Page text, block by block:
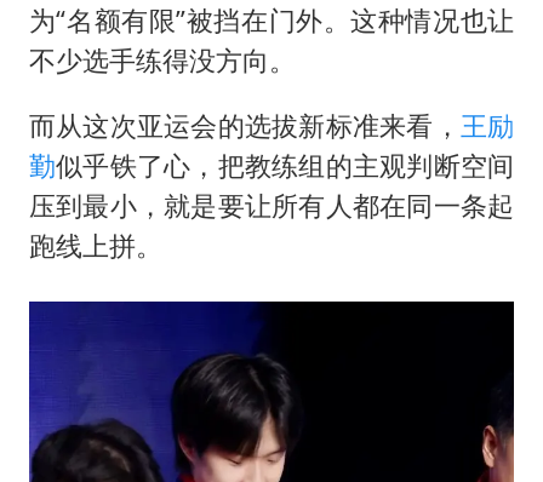
为“名额有限”被挡在门外。这种情况也让
不少选手练得没方向。
而从这次亚运会的选拔新标准来看， 王励
勤似乎铁了心，把教练组的主观判断空间
压到最小，就是要让所有人都在同一条起
跑线上拼。